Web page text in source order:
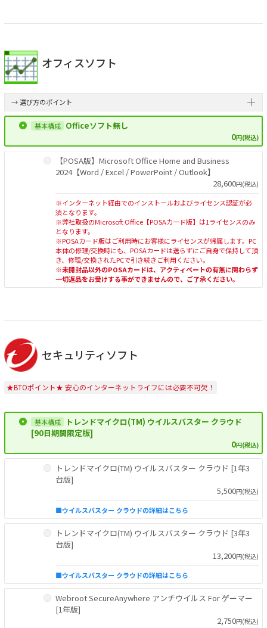
オフィスソフト
→ 選び方のポイント
Officeソフト無し
0円(税込)
【POSA版】Microsoft Office Home and Business
2024【Word / Excel / PowerPoint / Outlook】
28,600円(税込)
※インターネット経由でのインストールおよびライセンス認証が必
須となります。
※弊社取扱のMicrosoft Office【POSAカード版】は1ライセンスのみ
となります。
※POSAカード版はご利用時にお客様にライセンスが帰属します。PC
本体の修理/交換時にも、POSAカードは送らずにご自身で保持して頂
き、修理/交換されたPCで引き続きご利用ください。
※未開封品以外のPOSAカードは、アクティベートの有無に関わらず
一切返品をお受けする事ができませんので、ご了承ください。
セキュリティソフト
★BTOポイント★ 安心のインターネットライフには必要不可欠！
トレンドマイクロ(TM) ウイルスバスター クラウド
[90日期間限定版]
0円(税込)
トレンドマイクロ(TM) ウイルスバスター クラウド [1年3
台版]
5,500円(税込)
■ウイルスバスター クラウドの詳細はこちら
トレンドマイクロ(TM) ウイルスバスター クラウド [3年3
台版]
13,200円(税込)
■ウイルスバスター クラウドの詳細はこちら
Webroot SecureAnywhere アンチウイルス For ゲーマー
[1年版]
2,750円(税込)